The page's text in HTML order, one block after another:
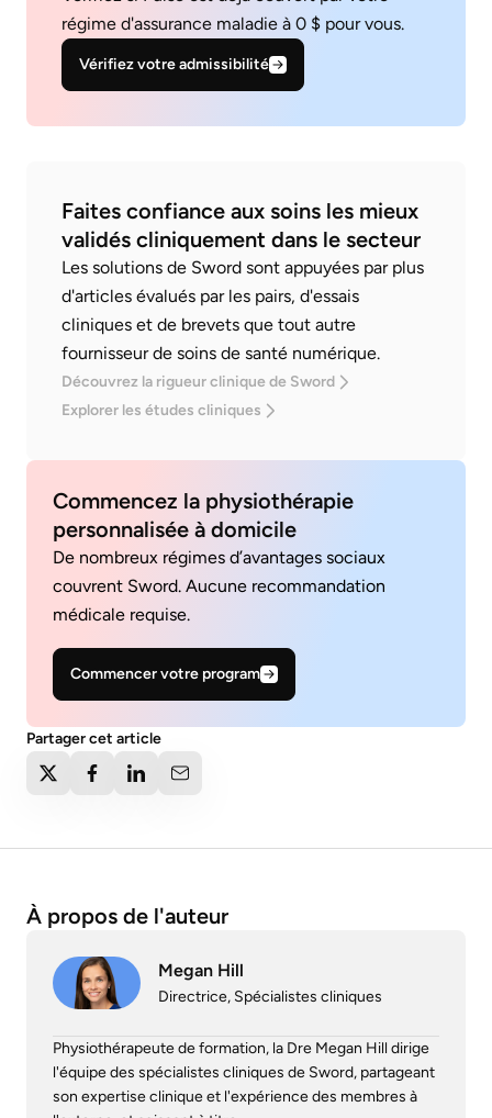
régime d'assurance maladie à 0 $ pour vous.
Vérifiez votre admissibilité
Faites confiance aux soins les mieux
validés cliniquement dans le secteur
Les solutions de Sword sont appuyées par plus
d'articles évalués par les pairs, d'essais
cliniques et de brevets que tout autre
fournisseur de soins de santé numérique.
Découvrez la rigueur clinique de Sword
Explorer les études cliniques
Commencez la physiothérapie
personnalisée à domicile
De nombreux régimes d’avantages sociaux
couvrent Sword. Aucune recommandation
médicale requise.
Commencer votre program
Partager cet article
À propos de l'auteur
Megan Hill
Directrice, Spécialistes cliniques
Physiothérapeute de formation, la Dre Megan Hill dirige
l'équipe des spécialistes cliniques de Sword, partageant
son expertise clinique et l'expérience des membres à